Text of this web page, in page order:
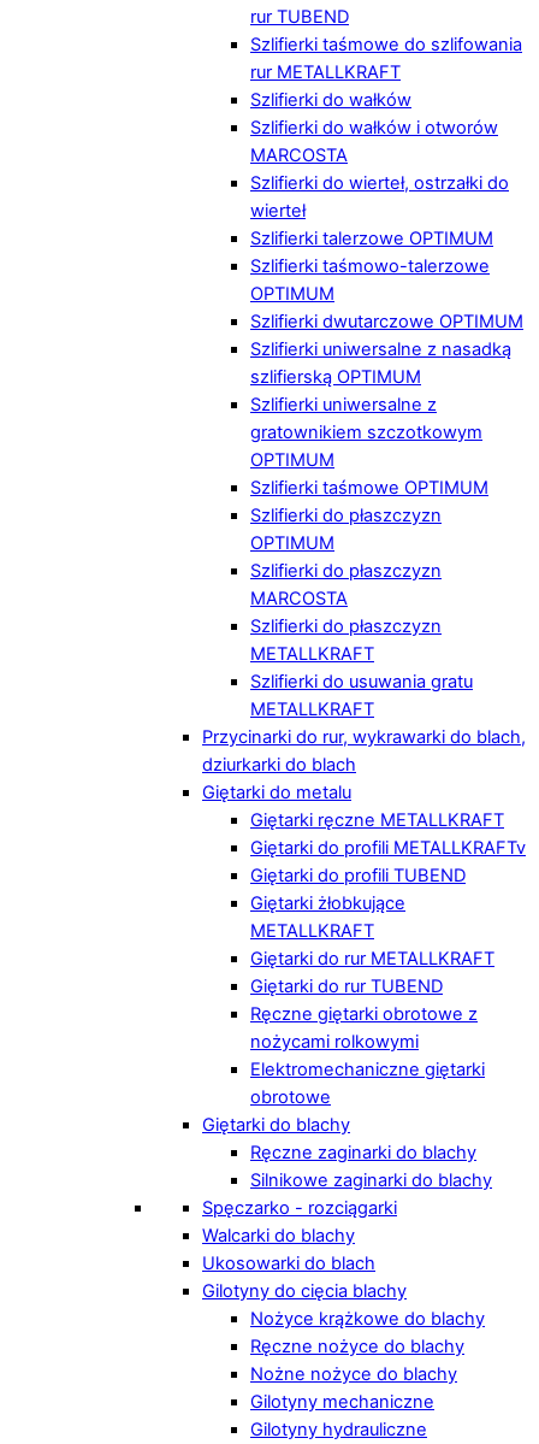
rur TUBEND
Szlifierki taśmowe do szlifowania
rur METALLKRAFT
Szlifierki do wałków
Szlifierki do wałków i otworów
MARCOSTA
Szlifierki do wierteł, ostrzałki do
wierteł
Szlifierki talerzowe OPTIMUM
Szlifierki taśmowo-talerzowe
OPTIMUM
Szlifierki dwutarczowe OPTIMUM
Szlifierki uniwersalne z nasadką
szlifierską OPTIMUM
Szlifierki uniwersalne z
gratownikiem szczotkowym
OPTIMUM
Szlifierki taśmowe OPTIMUM
Szlifierki do płaszczyzn
OPTIMUM
Szlifierki do płaszczyzn
MARCOSTA
Szlifierki do płaszczyzn
METALLKRAFT
Szlifierki do usuwania gratu
METALLKRAFT
Przycinarki do rur, wykrawarki do blach,
dziurkarki do blach
Giętarki do metalu
Giętarki ręczne METALLKRAFT
Giętarki do profili METALLKRAFTv
Giętarki do profili TUBEND
Giętarki żłobkujące
METALLKRAFT
Giętarki do rur METALLKRAFT
Giętarki do rur TUBEND
Ręczne giętarki obrotowe z
nożycami rolkowymi
Elektromechaniczne giętarki
obrotowe
Giętarki do blachy
Ręczne zaginarki do blachy
Silnikowe zaginarki do blachy
Spęczarko - rozciągarki
Walcarki do blachy
Ukosowarki do blach
Gilotyny do cięcia blachy
Nożyce krążkowe do blachy
Ręczne nożyce do blachy
Nożne nożyce do blachy
Gilotyny mechaniczne
Gilotyny hydrauliczne